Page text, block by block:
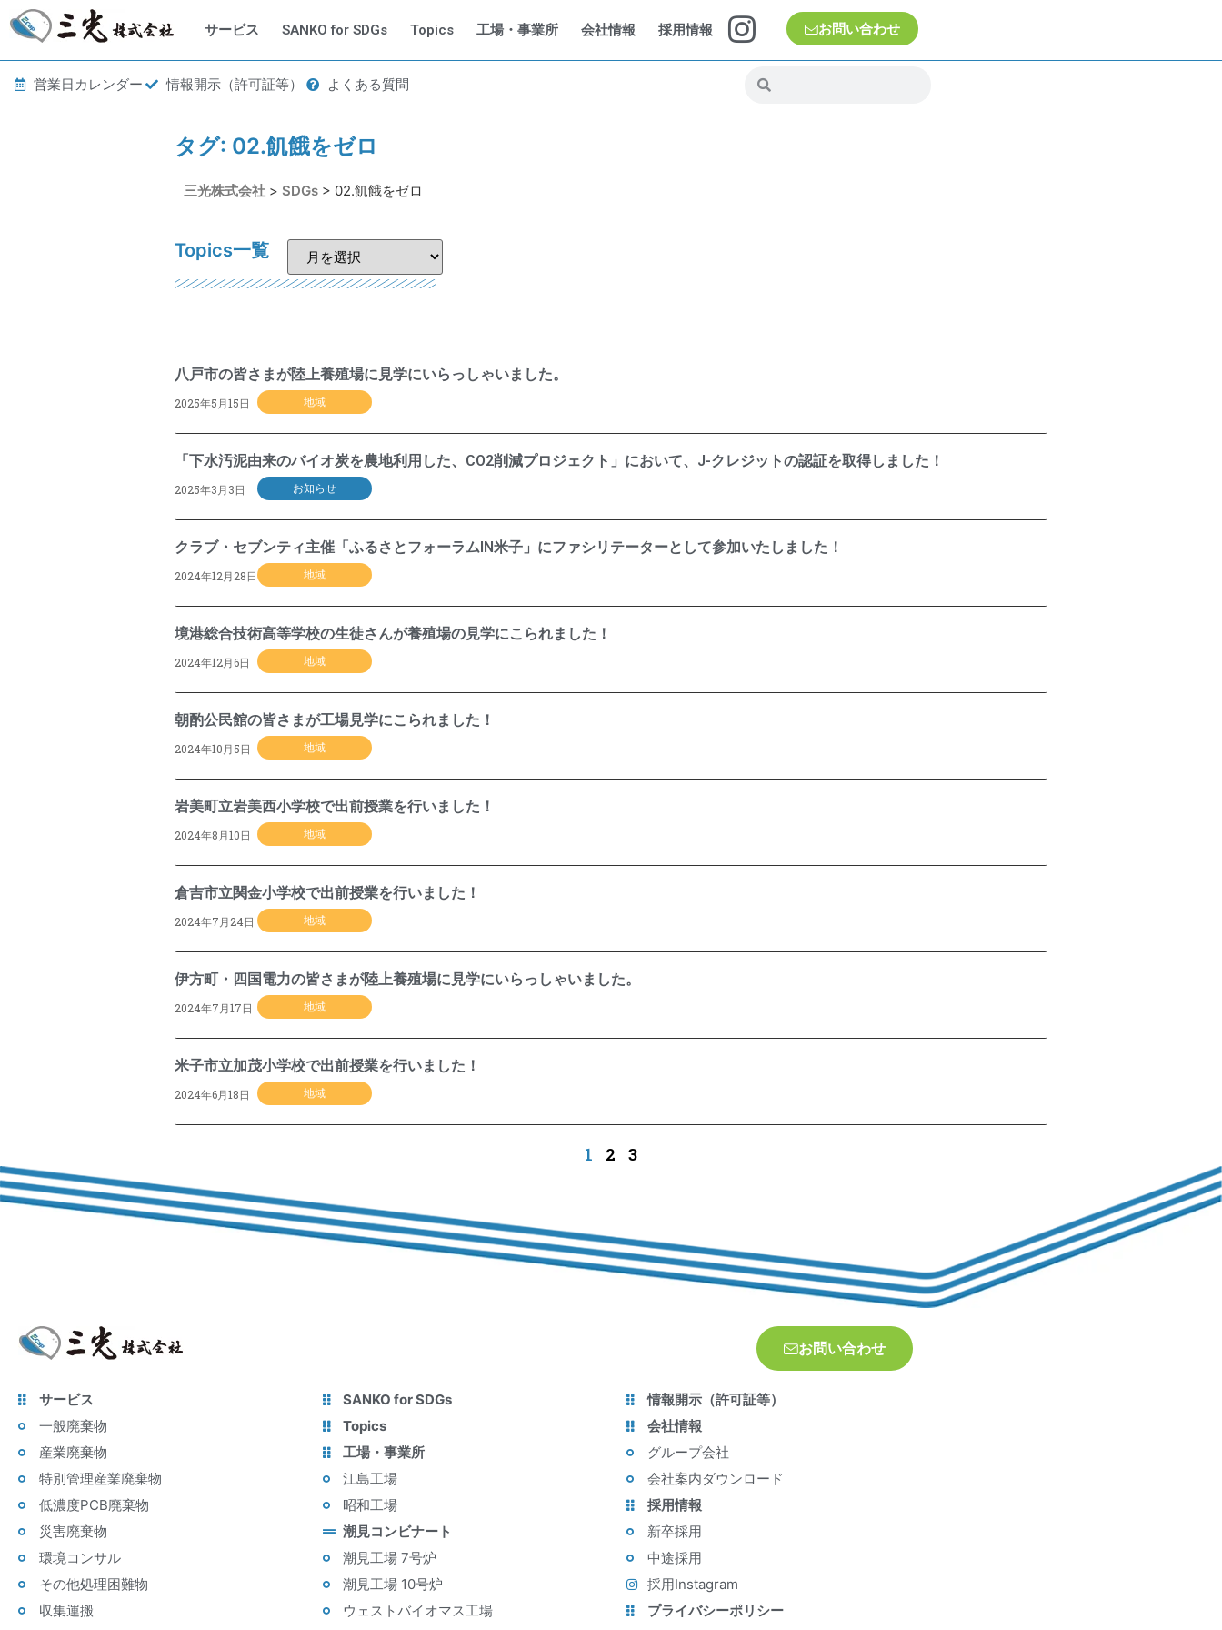
サービス SANKO for SDGs Topics 工場・事業所 会社情報 採用情報 お問い合わせ
営業日カレンダー 情報開示（許可証等） よくある質問
タグ: 02.飢餓をゼロ
三光株式会社 > SDGs > 02.飢餓をゼロ
Topics一覧
地域
八戸市の皆さまが陸上養殖場に見学にいらっしゃいました。
2025年5月15日
お知らせ
「下水汚泥由来のバイオ炭を農地利用した、CO2削減プロジェクト」において、J-クレジットの認証を取得しました！
2025年3月3日
地域
クラブ・セブンティ主催「ふるさとフォーラムIN米子」にファシリテーターとして参加いたしました！
2024年12月28日
地域
境港総合技術高等学校の生徒さんが養殖場の見学にこられました！
2024年12月6日
地域
朝酌公民館の皆さまが工場見学にこられました！
2024年10月5日
地域
岩美町立岩美西小学校で出前授業を行いました！
2024年8月10日
地域
倉吉市立関金小学校で出前授業を行いました！
2024年7月24日
地域
伊方町・四国電力の皆さまが陸上養殖場に見学にいらっしゃいました。
2024年7月17日
地域
米子市立加茂小学校で出前授業を行いました！
2024年6月18日
1 2 3
お問い合わせ
サービス
一般廃棄物
産業廃棄物
特別管理産業廃棄物
低濃度PCB廃棄物
災害廃棄物
環境コンサル
その他処理困難物
収集運搬
SANKO for SDGs
Topics
工場・事業所
江島工場
昭和工場
潮見コンビナート
潮見工場 7号炉
潮見工場 10号炉
ウェストバイオマス工場
情報開示（許可証等）
会社情報
グループ会社
会社案内ダウンロード
採用情報
新卒採用
中途採用
採用Instagram
プライバシーポリシー